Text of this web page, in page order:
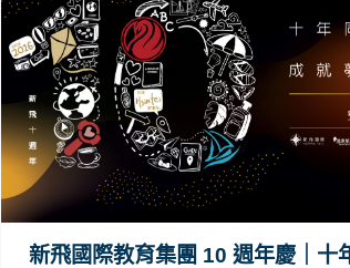
新飛國際教育集團 10 週年慶｜十